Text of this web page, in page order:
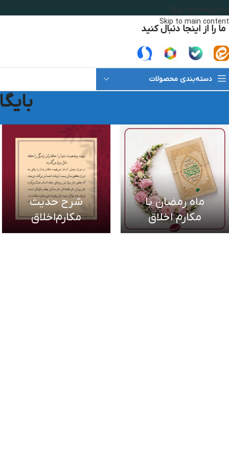
Skip to navigation
Skip to main content
ما را از اینجا دنبال کنید
دسته‌بندی محصولات
ماه رمضان با
مکارم اخلاق
شرح حدیث
مکارم‌اخلاق